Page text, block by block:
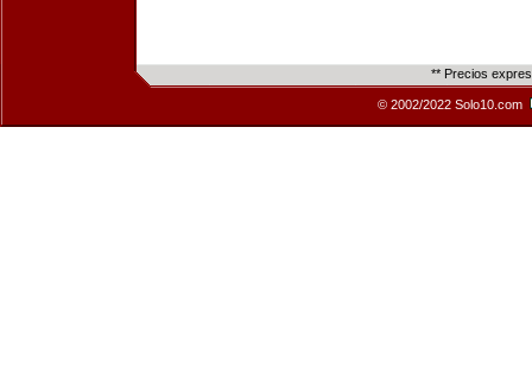
** Precios
© 2002/2022 Solo10.com